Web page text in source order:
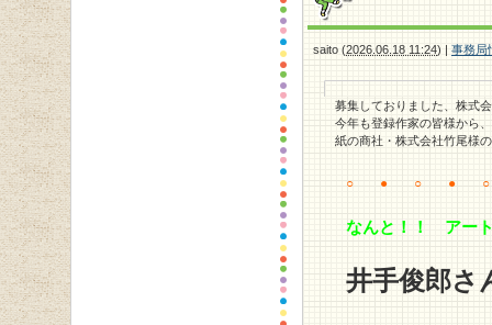
saito (2026.06.18 11:24) 事務局
募集しておりました、株式
今年も登録作家の皆様から
紙の商社・株式会社竹尾様
○ ● ○ ●
なんと！！ アー
井手俊郎さ